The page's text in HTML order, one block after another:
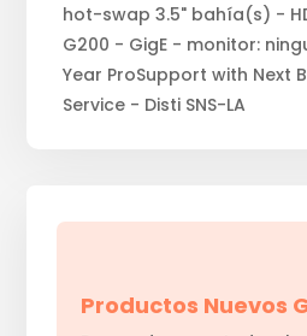
hot-swap 3.5" bahía(s) -
G200 - GigE - monitor:
Year ProSupport with Next
Service - Disti SNS-LA
Productos Nuevos